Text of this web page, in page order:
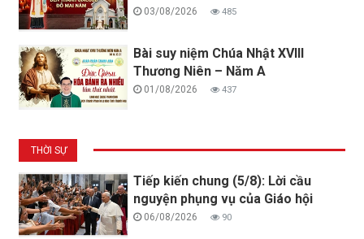
03/08/2026 485
Bài suy niệm Chúa Nhật XVIII
Thương Niên – Năm A
01/08/2026 437
THỜI SỰ
Tiếp kiến chung (5/8): Lời cầu
nguyện phụng vụ của Giáo hội
06/08/2026 90